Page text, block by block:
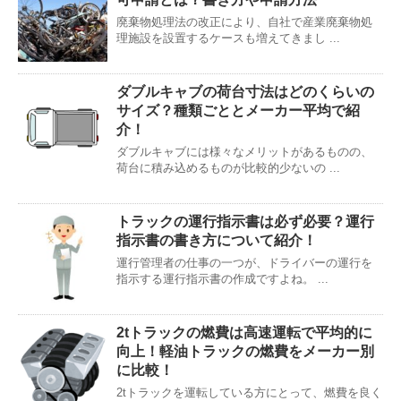
廃棄物処理法の改正により、自社で産業廃棄物処
理施設を設置するケースも増えてきまし ...
ダブルキャブの荷台寸法はどのくらいの
サイズ？種類ごととメーカー平均で紹
介！
ダブルキャブには様々なメリットがあるものの、
荷台に積み込めるものが比較的少ないの ...
トラックの運行指示書は必ず必要？運行
指示書の書き方について紹介！
運行管理者の仕事の一つが、ドライバーの運行を
指示する運行指示書の作成ですよね。 ...
2tトラックの燃費は高速運転で平均的に
向上！軽油トラックの燃費をメーカー別
に比較！
2tトラックを運転している方にとって、燃費を良く